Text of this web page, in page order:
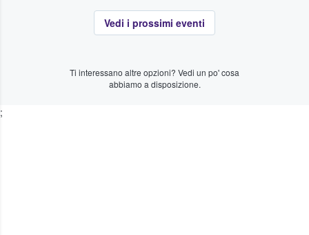
Vedi i prossimi eventi
Ti interessano altre opzioni? Vedi un po' cosa
abbiamo a disposizione.
;